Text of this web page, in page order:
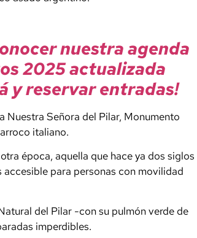
nuestra agenda
2025 actualizada
y reservar entradas!
Nuestra Señora del Pilar, Monumento
italiano.
época, aquella que hace ya dos siglos
accesible para personas con movilidad
del Pilar -con su pulmón verde de
imperdibles.